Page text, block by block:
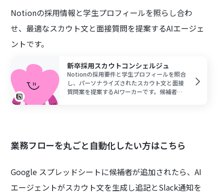
Notionの採用情報と学生プロフィールを照らし合わ
せ、最適なスカウト文と面接質問を提案するAIエージェ
ントです。
新卒採用スカウトコンシェルジュ
Notionの採用要件と学生プロフィールを照合
し、パーソナライズされたスカウト文と面接
質問案を提案するAIワーカーです。候補者一
業務フローを丸ごと自動化したい方はこちら
Google スプレッドシートに候補者が追加されたら、AI
エージェントがスカウト文を生成し追記とSlack通知を